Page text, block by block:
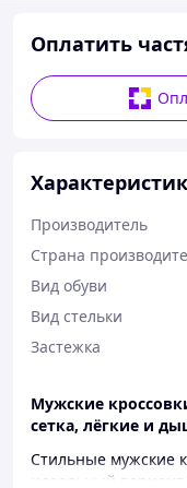
Оплатить
Производитель
Страна
Вид обуви
Вид стельки
Застежка
Мужские
сетка, лёгкие и
Стильные мужские
идеальный